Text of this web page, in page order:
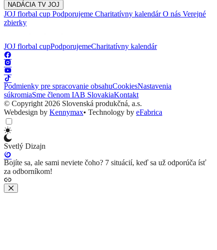
NADÁCIA TV JOJ
JOJ florbal cup Podporujeme Charitatívny kalendárO nás Verejné
zbierky
JOJ florbal cupPodporujemeCharitatívny kalendár
Podmienky pre spracovanie obsahuCookiesNastavenia
súkromiaSme členom IAB SlovakiaKontakt
© Copyright 2026 Slovenská produkčná, a.s.
Webdesign by Kennymax• Technology by eFabrica
Svetlý Dizajn
Bojíte sa, ale sami neviete čoho? 7 situácií, keď sa už odporúča ísť
za odborníkom!